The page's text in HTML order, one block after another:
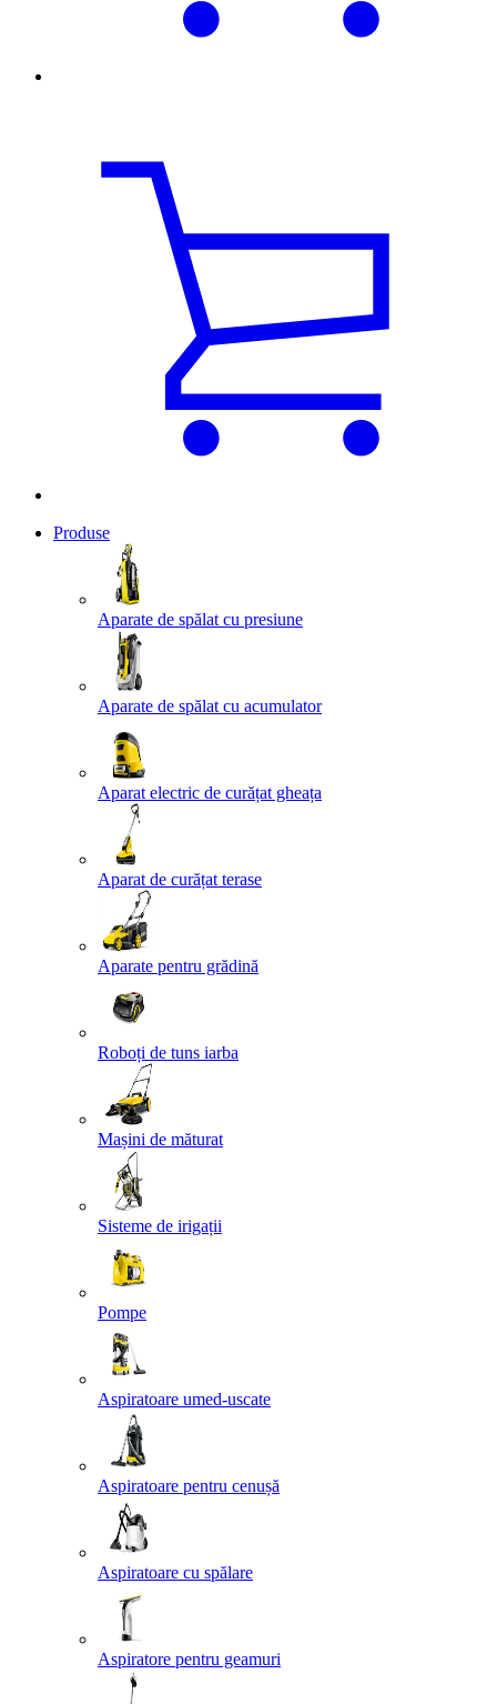
Produse
Aparate de spălat cu presiune
Aparate de spălat cu acumulator
Aparat electric de curățat gheața
Aparat de curățat terase
Aparate pentru grădină
Roboți de tuns iarba
Mașini de măturat
Sisteme de irigații
Pompe
Aspiratoare umed-uscate
Aspiratoare pentru cenușă
Aspiratoare cu spălare
Aspiratore pentru geamuri